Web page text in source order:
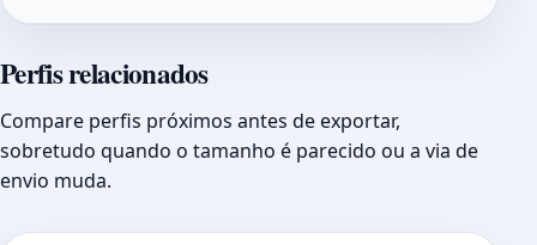
Perfis relacionados
Compare perfis próximos antes de exportar,
sobretudo quando o tamanho é parecido ou a via de
envio muda.